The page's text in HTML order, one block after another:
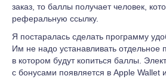
заказ, то баллы получает человек,
реферальную ссылку.
Я постаралась сделать программу
Им не надо устанавливать отдельное
в котором будут копиться баллы.
с бонусами появляется в Apple Wallet